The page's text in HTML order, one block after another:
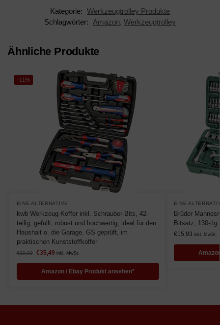
Kategorie: Werkzeugtrolley Produkte
Schlagwörter:
Amazon, Werkzeugtrolley
Ähnliche Produkte
-11%
EINE ALTERNATIVE
kwb Werkzeug-Koffer inkl. Schrauber-Bits, 42-
teilig, gefüllt, robust und hochwertig, ideal für den
Haushalt o. die Garage, GS geprüft, im
praktischen Kunststoffkoffer
€39,99 €35,49 inkl. MwSt.
Amazon / Ebay Produkt ansehen*
EINE
Brüder
Bitsatz, 130-tlg
€15,93 inkl. MwSt.